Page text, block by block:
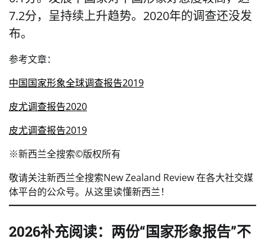
7.2分，呈持续上升趋势。2020年的调查还没发
布。
参考文章：
中国国家形象全球调查报告2019
皮尤调查报告2020
皮尤调查报告2019
※新西兰全搜索©️版权所有
敬请关注新西兰全搜索New Zealand Review 在各大社交媒
体平台的公众号。从这里读懂新西兰！️
2026补充阅读：两份“国家形象报告”不